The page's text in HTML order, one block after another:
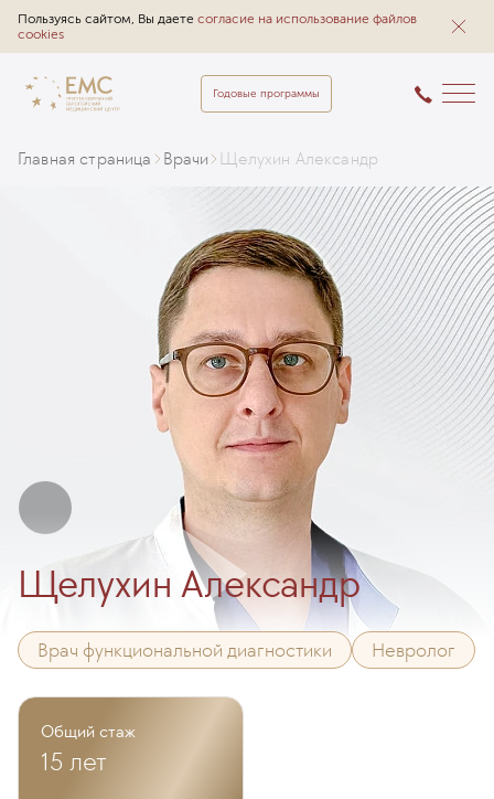
Пользуясь сайтом, Вы даете согласие на использование файлов
cookies
Годовые программы
Главная страница Врачи Щелухин Александр
Щелухин Александр
Врач функциональной диагностики Невролог
Общий стаж
15 лет